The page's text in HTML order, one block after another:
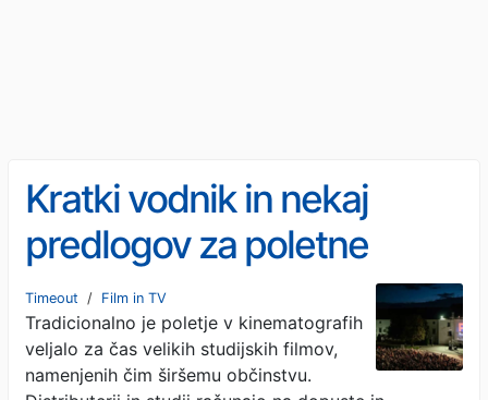
Kratki vodnik in nekaj
predlogov za poletne
filmske večere na prostem
Timeout / Film in TV
Tradicionalno je poletje v kinematografih
veljalo za čas velikih studijskih filmov,
namenjenih čim širšemu občinstvu.